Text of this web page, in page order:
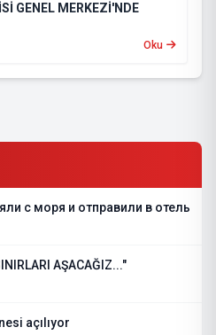
GENEL MERKEZİ'NDE
Oku
с моря и отправили в отель
AŞACAĞIZ..."
açılıyor